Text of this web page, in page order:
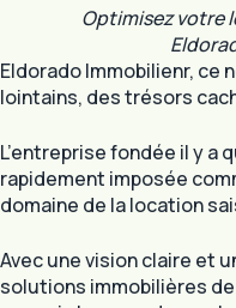
Optimisez votre
Eldorado Immobilienr, ce
lointains, des trésors
L’entreprise fondée il y a
rapidement imposée
domaine de la location
Avec une vision claire et
solutions immobilières